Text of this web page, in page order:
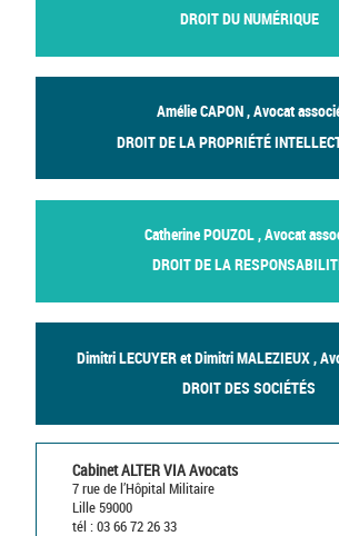
DROIT DU NUMÉRIQUE
Amélie CAPON , Avocat
DROIT DE LA PROPRIÉTÉ
Catherine POUZOL , Avocat
DROIT DE LA
Dimitri LECUYER et Dimitri MALEZIEUX ,
DROIT DES SOCIÉTÉS
Cabinet ALTER VIA Avocats
7 rue de l’Hôpital Militaire
Lille 59000
tél : 03 66 72 26 33